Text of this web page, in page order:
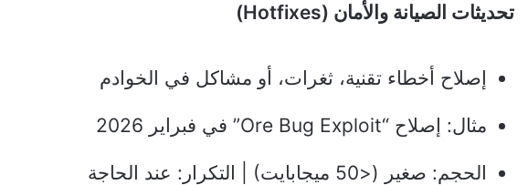
تحديثات الصيانة والأمان (Hotfixes)
إصلاح أخطاء تقنية، ثغرات، أو مشاكل في الخوادم
مثال: إصلاح “Ore Bug Exploit” في فبراير 2026
الحجم: صغير (<50 ميجابايت) | التكرار: عند الحاجة